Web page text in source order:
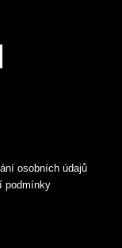
osobních údajů
podmínky